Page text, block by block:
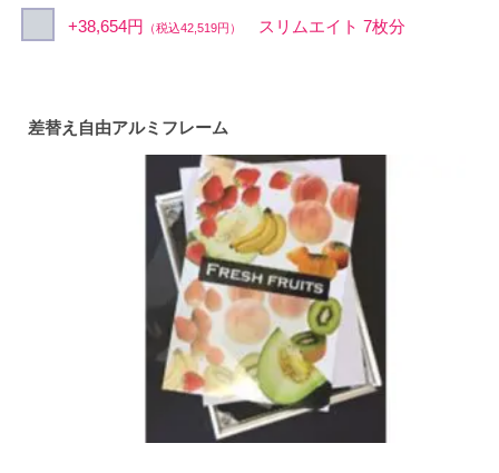
+38,654円 （税込42,519円） スリムエイト 7枚分
差替え自由アルミフレーム